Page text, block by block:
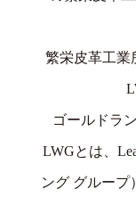
繁栄皮革工業
ゴールドラ
LWGとは、
ング グループ